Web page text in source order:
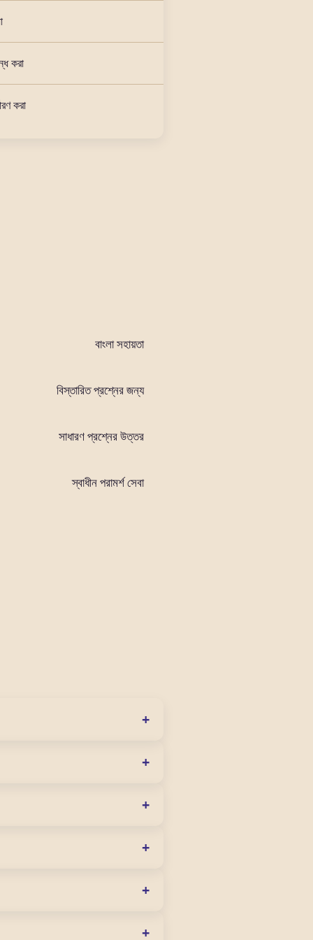
করা
করা
বাংলা সহায়তা
বিস্তারিত প্রশ্নের জন্য
সাধারণ প্রশ্নের উত্তর
স্বাধীন পরামর্শ সেবা
+
+
+
+
+
+